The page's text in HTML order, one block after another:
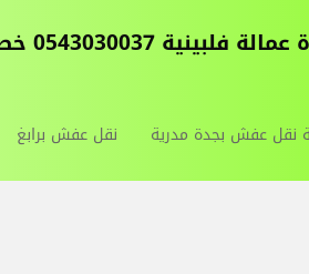
فك وتركيب مكة الليث و الجموم
نقل عفش بجدة مدرية نقل عفش برابغ